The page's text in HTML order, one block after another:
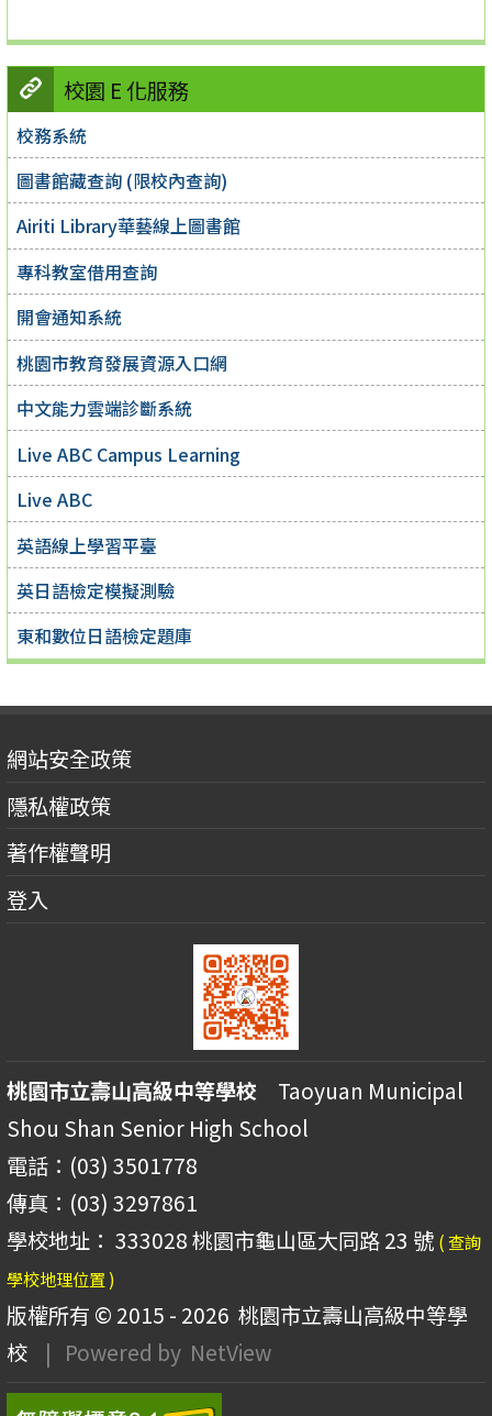
校園 E 化服務
校務系統
圖書館藏查詢 (限校內查詢)
Airiti Library華藝線上圖書館
專科教室借用查詢
開會通知系統
桃園市教育發展資源入口網
中文能力雲端診斷系統
Live ABC Campus Learning
Live ABC
英語線上學習平臺
英日語檢定模擬測驗
東和數位日語檢定題庫
網站安全政策
隱私權政策
著作權聲明
登入
桃園市立壽山高級中等學校 Taoyuan Municipal
Shou Shan Senior High School
電話：(03) 3501778
傳真：(03) 3297861
學校地址： 333028 桃園市龜山區大同路 23 號 ( 查詢
學校地理位置 )
版權所有 © 2015 - 2026 桃園市立壽山高級中等學
校
| Powered by NetView